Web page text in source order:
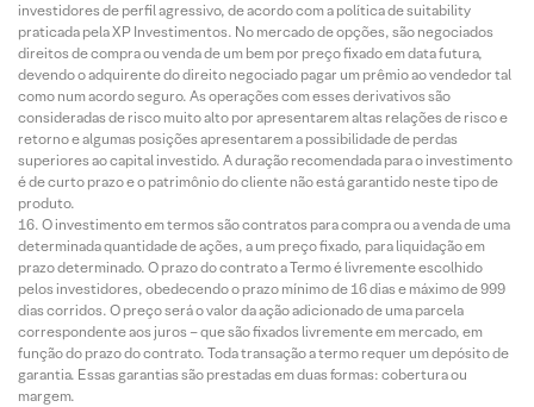
investidores de perfil agressivo, de acordo com a política de suitability
praticada pela XP Investimentos. No mercado de opções, são negociados
direitos de compra ou venda de um bem por preço fixado em data futura,
devendo o adquirente do direito negociado pagar um prêmio ao vendedor tal
como num acordo seguro. As operações com esses derivativos são
consideradas de risco muito alto por apresentarem altas relações de risco e
retorno e algumas posições apresentarem a possibilidade de perdas
superiores ao capital investido. A duração recomendada para o investimento
é de curto prazo e o patrimônio do cliente não está garantido neste tipo de
produto.
O investimento em termos são contratos para compra ou a venda de uma
determinada quantidade de ações, a um preço fixado, para liquidação em
prazo determinado. O prazo do contrato a Termo é livremente escolhido
pelos investidores, obedecendo o prazo mínimo de 16 dias e máximo de 999
dias corridos. O preço será o valor da ação adicionado de uma parcela
correspondente aos juros – que são fixados livremente em mercado, em
função do prazo do contrato. Toda transação a termo requer um depósito de
garantia. Essas garantias são prestadas em duas formas: cobertura ou
margem.